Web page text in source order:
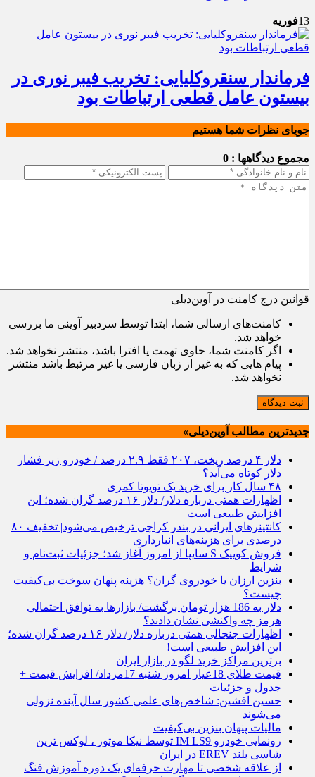
13فوریه
فرماندار سنقروکلیایی: تخریب فیبر نوری در
بیستون عامل قطعی ارتباطات بود
جویای نظرات شما هستیم
مجموع دیدگاهها : 0
قوانین درج کامنت در آوین‌دیلی
کامنت‌های ارسالی شما، ابتدا توسط سردبیر آوینی ما بررسی
خواهد شد.
اگر کامنت شما، حاوی تهمت یا افترا باشد، منتشر نخواهد شد.
پیام هایی که به غیر از زبان فارسی یا غیر مرتبط باشد منتشر
نخواهد شد.
ثبت دیدگاه
جدیدترین مطالب آوین‌دیلی»
دلار ۴ درصد ریخت، ۲۰۷ فقط ۲.۹ درصد / خودرو زیر فشار
دلار کوتاه می‌آید؟
۴۸ سال کار برای خرید یک تویوتا کمری
اظهارات همتی درباره دلار/ دلار ۱۶ درصد گران شده؛ این
افزایش طبیعی است
کانتینرهای ایرانی در بندر کراچی ترخیص می‌شود| تخفیف ۸۰
درصدی برای هزینه‌های انبارداری
فروش کوییک S سایپا از امروز آغاز شد؛ جزئیات ثبت‌نام و
شرایط
بنزین ارزان یا خودروی گران؟ هزینه پنهان سوخت بی‌کیفیت
چیست؟
دلار به 186 هزار تومان برگشت/ بازارها به توافق احتمالی
هرمز چه واکنشی نشان دادند؟
اظهارات جنجالی همتی درباره دلار/ دلار ۱۶ درصد گران شده؛
این افزایش طبیعی است!
برترین مراکز خرید لگو در بازار ایران
قیمت طلای 18عیار امروز شنبه 17مرداد/ افزایش قیمت +
جدول و جزئیات
حسین افشین: شاخص‌های علمی کشور سال آینده نزولی
می‌شوند
مالیات پنهان بنزین بی‌کیفیت
رونمایی خودرو IM LS9 توسط نیکا موتور ، لوکس ترین
شاسی بلند EREV در ایران
از علاقه شخصی تا مهارت حرفه‌ای یک دوره آموزش فنگ